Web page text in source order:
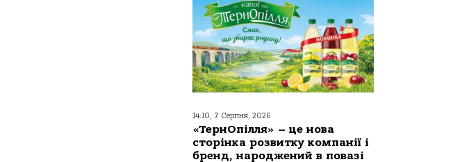
14:10, 7 Серпня, 2026
«ТернОпілля» – це нова
сторінка розвитку компанії і
бренд, народжений в повазі